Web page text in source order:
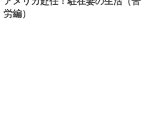
労編）